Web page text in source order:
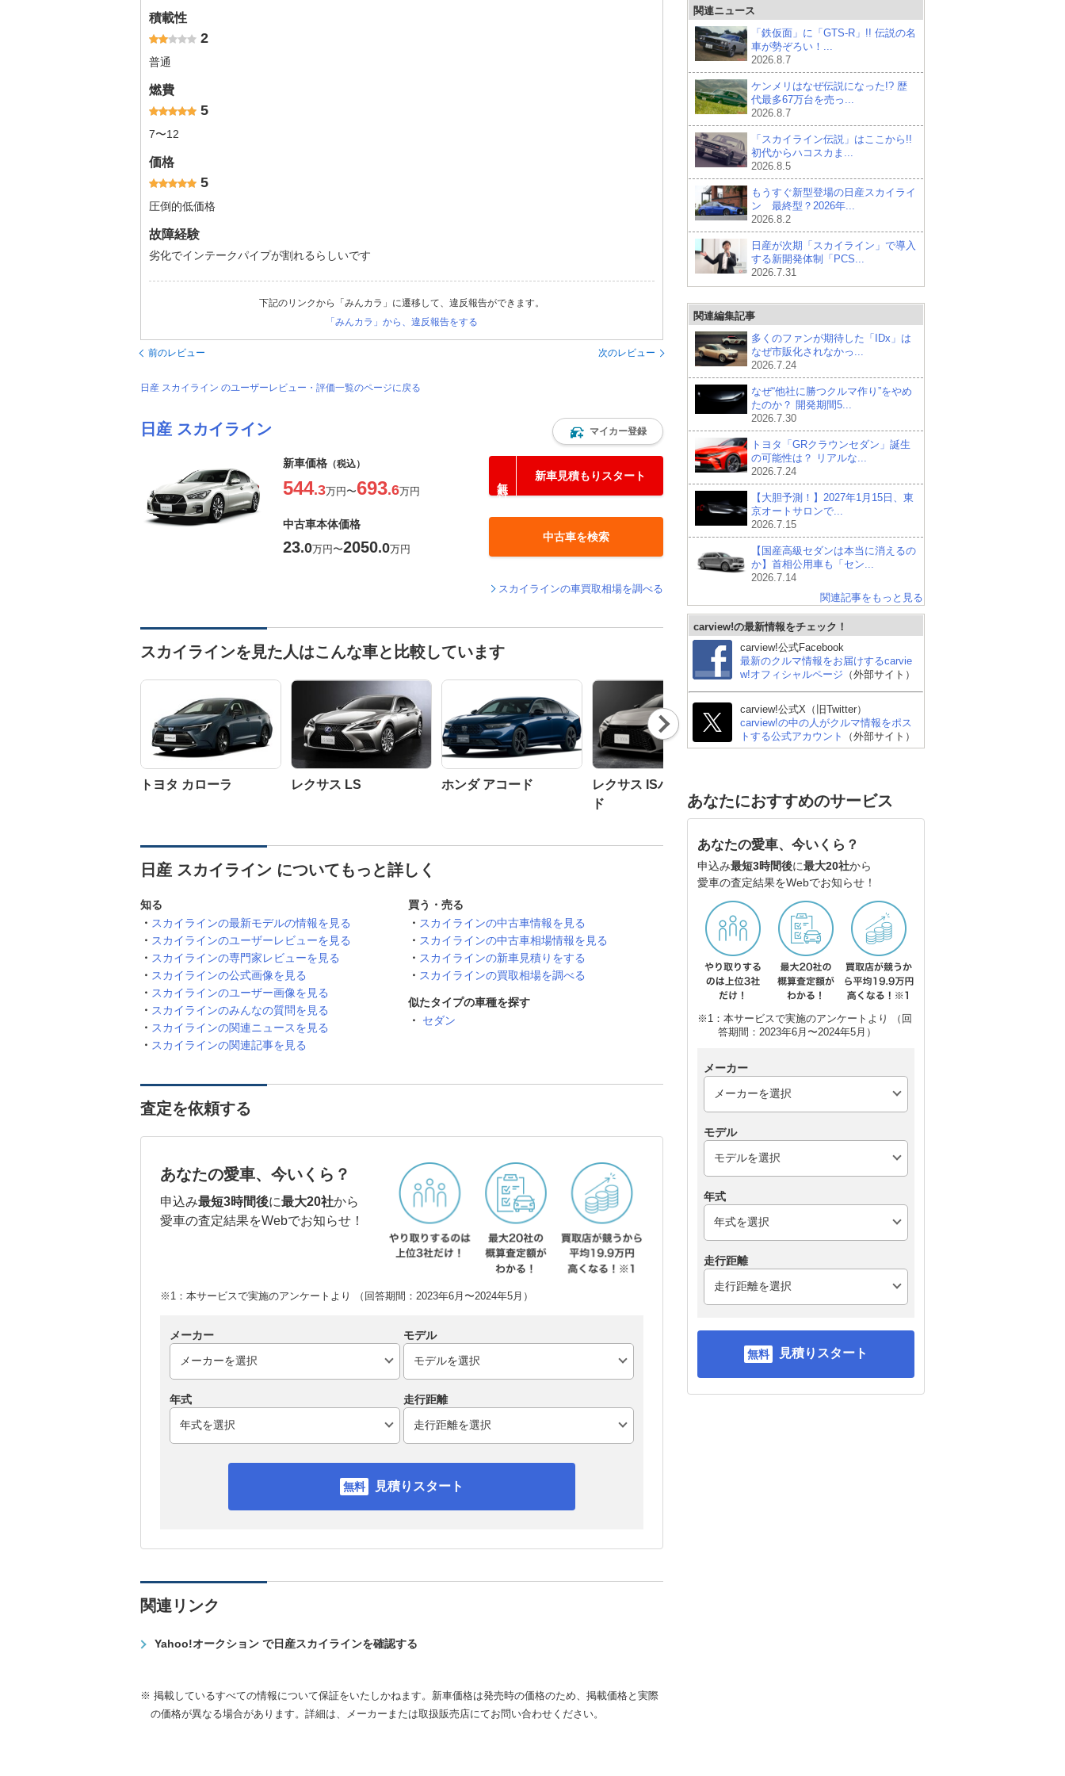
積載性
2
普通
燃費
5
7〜12
価格
5
圧倒的低価格
故障経験
劣化でインテークパイプが割れるらしいです
下記のリンクから「みんカラ」に遷移して、違反報告ができます。
「みんカラ」から、違反報告をする
前のレビュー 次のレビュー
日産 スカイライン のユーザーレビュー・評価一覧のページに戻る
日産 スカイライン マイカー登録
新車価格 （税込）
544.3万円〜693.6万円
新車見積もりスタート
中古車本体価格
23.0万円〜2050.0万円
中古車を検索
スカイラインの車買取相場を調べる
スカイラインを見た人はこんな車と比較しています
トヨタ カローラ レクサス LS ホンダ アコード
レクサス ISハイブリッ
ド
Nex
t
日産 スカイライン についてもっと詳しく
知る
スカイラインの最新モデルの情報を見る
スカイラインのユーザーレビューを見る
スカイラインの専門家レビューを見る
スカイラインの公式画像を見る
スカイラインのユーザー画像を見る
スカイラインのみんなの質問を見る
スカイラインの関連ニュースを見る
スカイラインの関連記事を見る
買う・売る
スカイラインの中古車情報を見る
スカイラインの中古車相場情報を見る
スカイラインの新車見積りをする
スカイラインの買取相場を調べる
似たタイプの車種を探す
セダン
査定を依頼する
あなたの愛車、今いくら？
申込み最短3時間後に最大20社から
愛車の査定結果をWebでお知らせ！
※1：本サービスで実施のアンケートより （回答期間：2023年6月〜2024年5月）
メーカー モデル
年式 走行距離
見積りスタート
関連リンク
Yahoo!オークション で日産スカイラインを確認する
※ 掲載しているすべての情報について保証をいたしかねます。新車価格は発売時の価格のため、掲載価格と実際
の価格が異なる場合があります。詳細は、メーカーまたは取扱販売店にてお問い合わせください。
関連ニュース
「鉄仮面」に「GTS-R」!! 伝説の名
車が勢ぞろい！...
2026.8.7
ケンメリはなぜ伝説になった!? 歴
代最多67万台を売っ...
2026.8.7
「スカイライン伝説」はここから!!
初代からハコスカま...
2026.8.5
もうすぐ新型登場の日産スカイライ
ン 最終型？2026年...
2026.8.2
日産が次期「スカイライン」で導入
する新開発体制「PCS...
2026.7.31
関連編集記事
多くのファンが期待した「IDx」は
なぜ市販化されなかっ...
2026.7.24
なぜ“他社に勝つクルマ作り”をやめ
たのか？ 開発期間5...
2026.7.30
トヨタ「GRクラウンセダン」誕生
の可能性は？ リアルな...
2026.7.24
【大胆予測！】2027年1月15日、東
京オートサロンで...
2026.7.15
【国産高級セダンは本当に消えるの
か】首相公用車も「セン...
2026.7.14
関連記事をもっと見る
carview!の最新情報をチェック！
carview!公式Facebook
最新のクルマ情報をお届けするcarvie
w!オフィシャルページ （外部サイト）
carview!公式X（旧Twitter）
carview!の中の人がクルマ情報をポス
トする公式アカウント
（外部サイト）
あなたにおすすめのサービス
あなたの愛車、今いくら？
申込み最短3時間後に最大20社から
愛車の査定結果をWebでお知らせ！
※1：本サービスで実施のアンケートより （回
答期間：2023年6月〜2024年5月）
メーカー
モデル
年式
走行距離
見積りスタート